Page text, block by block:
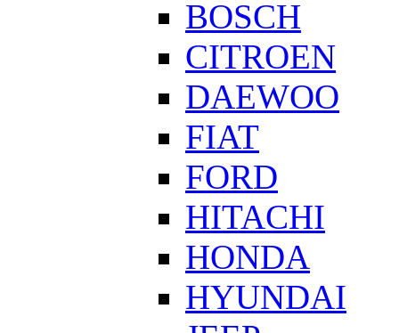
BOSCH
CITROEN
DAEWOO
FIAT
FORD
HITACHI
HONDA
HYUNDAI